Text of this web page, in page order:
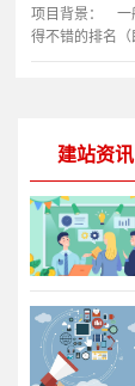
项目背景： 一
得不错的排名（
建站资讯